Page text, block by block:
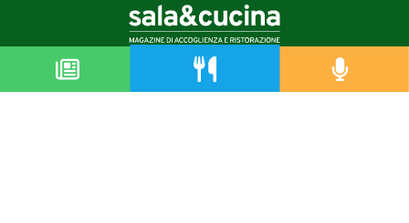
Copyright © 2019-2026
Autorizzazione del Tribunale di Bologna Nr.8143 del 21/12/2010